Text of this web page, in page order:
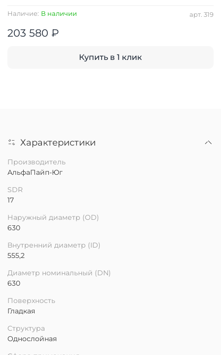
арт. 319
Наличие: В наличии
203 580 ₽
Купить в 1 клик
Характеристики
Производитель
АльфаПайп-Юг
SDR
17
Наружный диаметр (OD)
630
Внутренний диаметр (ID)
555,2
Диаметр номинальный (DN)
630
Поверхность
Гладкая
Структура
Однослойная